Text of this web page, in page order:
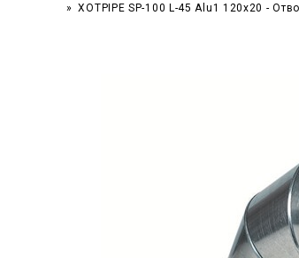
XOTPIPE SP-100 L-45 Alu1 120x20 -